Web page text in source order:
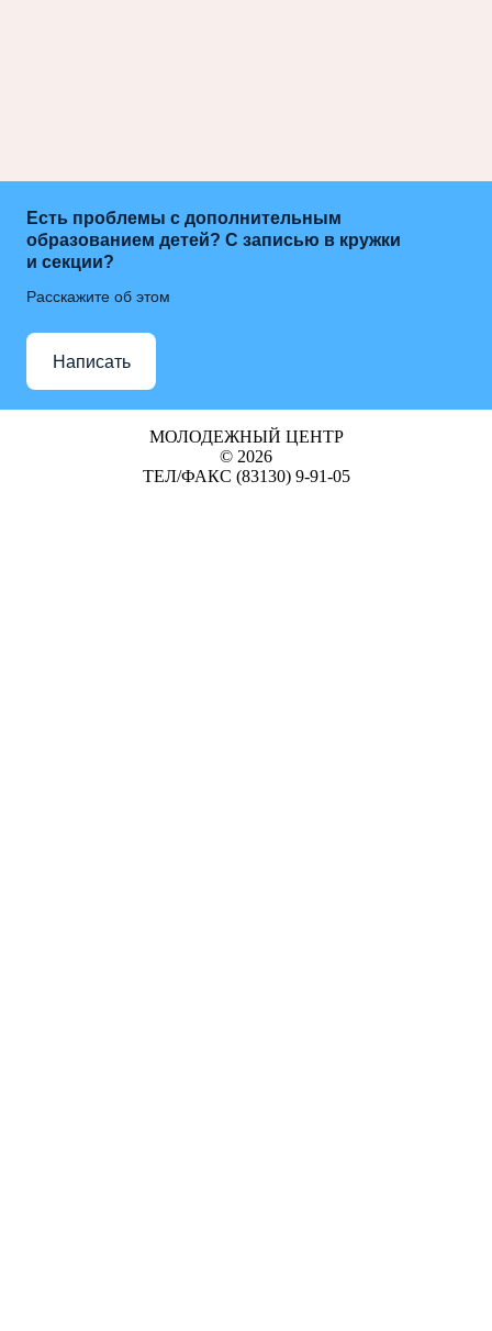
Есть проблемы с дополнительным
образованием детей? С записью в кружки
и секции?
Расскажите об этом
Написать
МОЛОДЕЖНЫЙ ЦЕНТР
© 2026
ТЕЛ/ФАКС (83130) 9-91-05